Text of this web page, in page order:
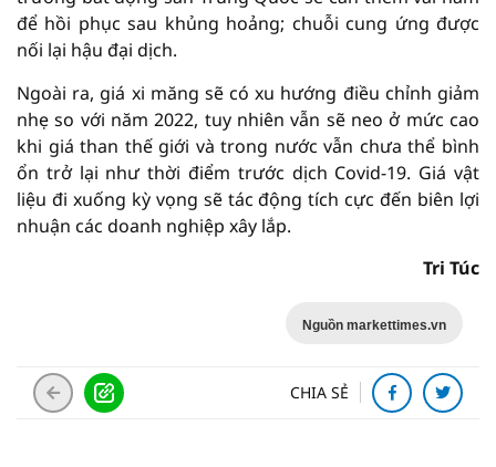
để hồi phục sau khủng hoảng; chuỗi cung ứng được
nối lại hậu đại dịch.
Ngoài ra, giá xi măng sẽ có xu hướng điều chỉnh giảm
nhẹ so với năm 2022, tuy nhiên vẫn sẽ neo ở mức cao
khi giá than thế giới và trong nước vẫn chưa thể bình
ổn trở lại như thời điểm trước dịch Covid-19. Giá vật
liệu đi xuống kỳ vọng sẽ tác động tích cực đến biên lợi
nhuận các doanh nghiệp xây lắp.
Tri Túc
Nguồn markettimes.vn
CHIA SẺ